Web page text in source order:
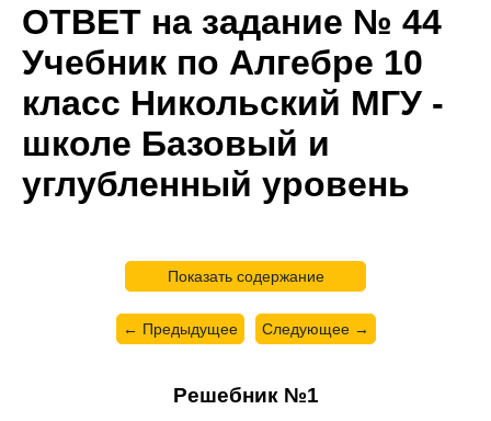
ОТВЕТ на задание № 44
Учебник по Алгебре 10
класс Никольский МГУ -
школе Базовый и
углубленный уровень
Показать содержание
← Предыдущее Следующее →
Решебник №1